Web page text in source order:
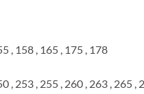
, 158 , 165 , 175 , 178
, 253 , 255 , 260 , 263 , 265 ,